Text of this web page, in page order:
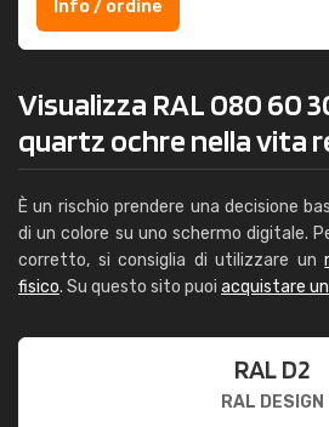
Info / ordine
Visualizza RAL 080 60
quartz ochre nella vita
È un rischio prendere una decisione
di un colore su uno schermo digitale.
corretto, si consiglia di utilizzare un
fisico. Su questo sito puoi acquistare
RAL D2
RAL DESIGN